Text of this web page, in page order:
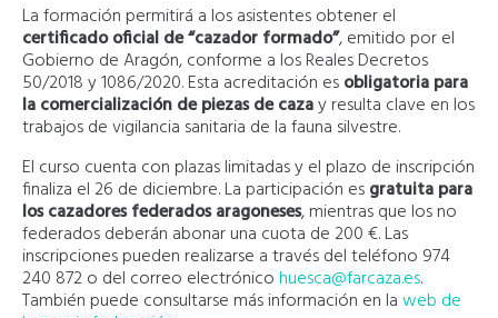
La formación permitirá a los asistentes obtener el
certificado oficial de “cazador formado”, emitido por el
Gobierno de Aragón, conforme a los Reales Decretos
50/2018 y 1086/2020. Esta acreditación esobligatoria para
la comercialización de piezas de cazay resulta clave en los
trabajos de vigilancia sanitaria de la fauna silvestre.
El curso cuenta con plazas limitadas y el plazo de inscripción
finaliza el 26 de diciembre. La participación esgratuita para
los cazadores federados aragoneses, mientras que los no
federados deberán abonar una cuota de 200 €. Las
inscripciones pueden realizarse a través del teléfono 974
240 872 o del correo electrónicohuesca@farcaza.es.
También puede consultarse más información en laweb de